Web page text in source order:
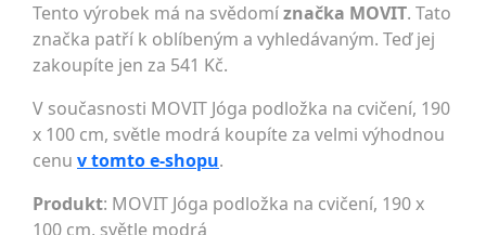
Tento výrobek má na svědomíznačka MOVIT. Tato
značka patří k oblíbeným a vyhledávaným. Teď jej
zakoupíte jen za 541 Kč.
V současnosti MOVIT Jóga podložka na cvičení, 190
x 100 cm, světle modrá koupíte za velmi výhodnou
cenu v tomto e-shopu.
Produkt: MOVIT Jóga podložka na cvičení, 190 x
100 cm, světle modrá